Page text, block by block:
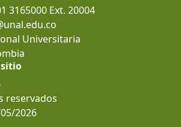
3165000 Ext. 20004
Universitaria
reservados
2026